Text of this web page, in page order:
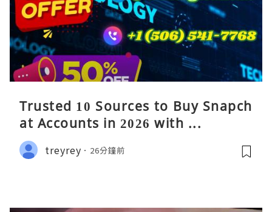
Trusted 10 Sources to Buy Snapch
at Accounts in 2026 with ...
treyrey 26分鐘前